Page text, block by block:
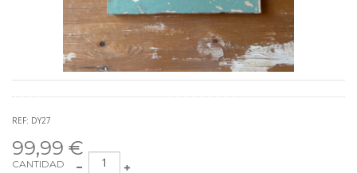
REF: DY27
99,99 €
CANTIDAD